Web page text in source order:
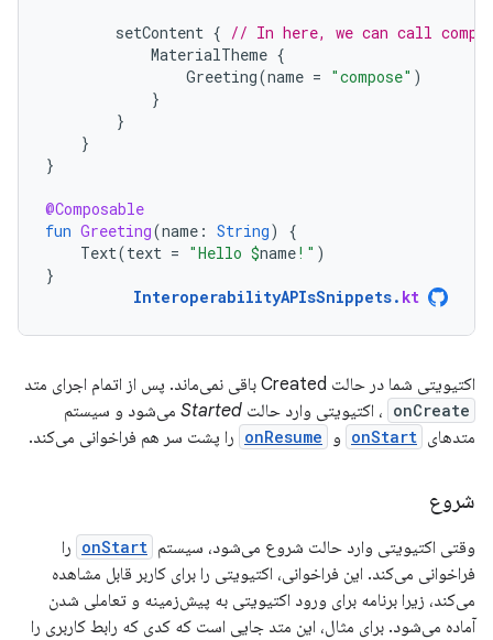
setContent { // In here, we can call
MaterialTheme {
Greeting(name = "compose" )
}
}
}
}
@Composable
fun Greeting(name : String)
{
Text(text = "Hello $name!" )
}
InteroperabilityAPIsSnippets. kt
اکتیویتی شما در حالت Created باقی نمی‌ماند. پس از اتمام اجرای متد
onCreate ، اکتیویتی وارد حالت Started می‌شود و سیستم
متدهای onStart و onResume را پشت سر هم فراخوانی می‌کند.
شروع
وقتی اکتیویتی وارد حالت شروع می‌شود، سیستم onStart را
فراخوانی می‌کند. این فراخوانی، اکتیویتی را برای کاربر قابل مشاهده
می‌کند، زیرا برنامه برای ورود اکتیویتی به پیش‌زمینه و تعاملی شدن
آماده می‌شود. برای مثال، این متد جایی است که کدی که رابط کاربری را